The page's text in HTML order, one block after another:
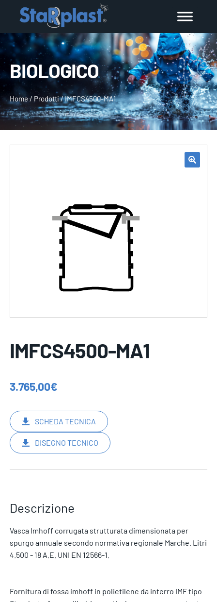
BIOLOGICO
Home/ Prodotti/IMFCS4500-MA1
IMFCS4500-MA1
3.765,00€
SCHEDA TECNICA
DISEGNO TECNICO
Descrizione
Vasca Imhoff corrugata strutturata dimensionata per
spurgo annuale secondo normativa regionale Marche. Litri
4.500 - 18 A.E. UNI EN 12566-1.
Fornitura di fossa imhoff in polietilene da interro IMF tipo